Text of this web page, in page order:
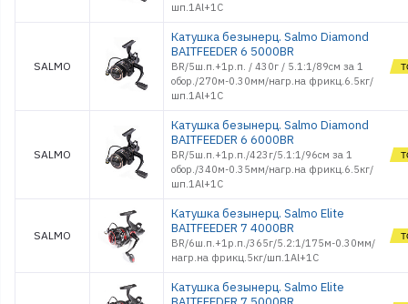
шп.1Al+1C
SALMO
Катушка безынерц. Salmo Diamond
BAITFEEDER 6 5000BR
BR/5ш.п.+1р.п. / 430г / 5.1:1/89см за 1
обор./270м-0.30мм/нагр.на фрикц.6.5кг/
шп.1Al+1C
SALMO
Катушка безынерц. Salmo Diamond
BAITFEEDER 6 6000BR
BR/5ш.п.+1р.п./423г/5.1:1/96см за 1
обор./340м-0.35мм/нагр.на фрикц.6.5кг/
шп.1Al+1C
SALMO
Катушка безынерц. Salmo Elite
BAITFEEDER 7 4000BR
BR/6ш.п.+1р.п./365г/5.2:1/175м-0.30мм/
нагр.на фрикц.5кг/шп.1Al+1C
Катушка безынерц. Salmo Elite